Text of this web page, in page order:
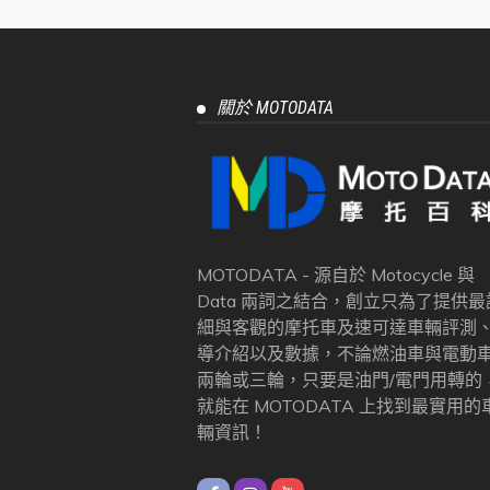
關於 MOTODATA
MOTODATA - 源自於 Motocycle 與
Data 兩詞之結合，創立只為了提供最
細與客觀的摩托車及速可達車輛評測
導介紹以及數據，不論燃油車與電動
兩輪或三輪，只要是油門/電門用轉的
就能在 MOTODATA 上找到最實用的
輛資訊！